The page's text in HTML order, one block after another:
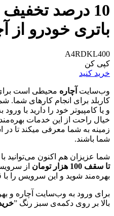
10 درصد
باتری خودرو از
A4RDKL400
کپی کن
خرید کنید
وب‌سایت آچاره محیطی است
کاربلد برای انجام کارهای شما.
و یا کامپیوتر خود را دارید با
خیال راحت از این خدمات
زمینه به شما معرفی میکند تا
شما باشند.
شما عزیزان هم اکنون می‌توانید
تا سقف 100 هزار تومان
از
بهره‌مند شوید و این سرویس را
بالا بر روی دکمه‌ی سبز رنگ ”